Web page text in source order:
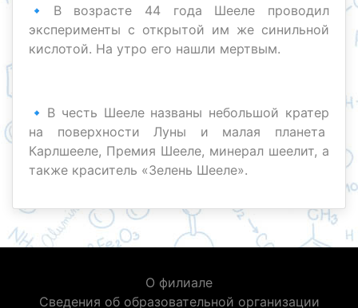
🔹В возрасте 44 года Шееле проводил
эксперименты с открытой им же синильной
кислотой. На утро его нашли мертвым.
🔹В честь Шееле названы небольшой кратер
на поверхности Луны и малая планета
Карлшееле, Премия Шееле, минерал шеелит, а
также краситель «Зелень Шееле».
О филиале
Сведения об образовательной организации